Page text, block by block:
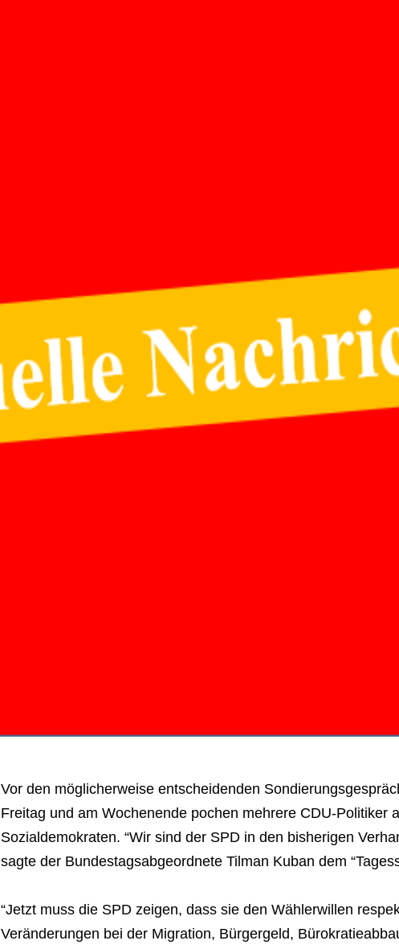
Vor den möglicherweise entscheidenden
Freitag und am Wochenende pochen mehrere CDU-Politiker
Sozialdemokraten. “Wir sind der SPD in den bisherigen
sagte der Bundestagsabgeordnete Tilman Kuban dem
“Jetzt muss die SPD zeigen, dass sie den Wählerwillen
Veränderungen bei der Migration, Bürgergeld,